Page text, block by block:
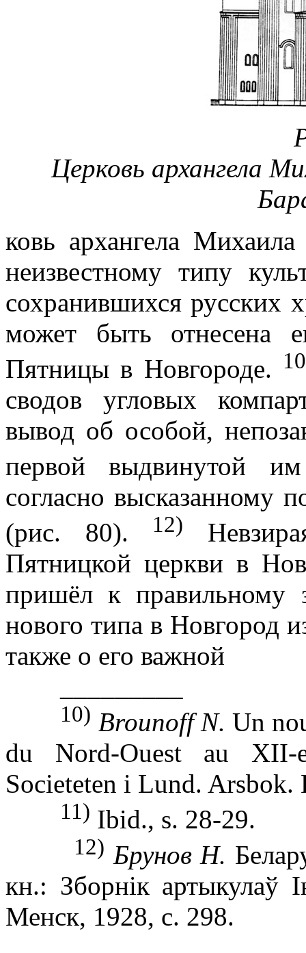
Церковь архангела
ковь архангела
неизвестному типу
сохранившихся русских
может быть отнесена
Пятницы в Новгороде.
сводов угловых
вывод об особой,
первой выдвинутой
согласно высказанному
(рис. 80).
12)
Пятницкой церкви в
пришёл к правильному
нового типа в Новгород
также о его важной
10) Brounoff N. Un
du Nord-Ouest au XII-
Societeten i Lund. Arsbok.
11) Ibid., s. 28-29.
12) Брунов Н.
кн.: Зборнік артыкулаў
Менск, 1928, с. 298.